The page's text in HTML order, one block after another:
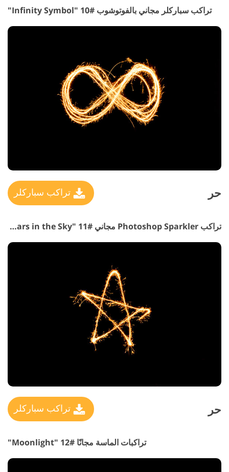
تراكب سباركلر مجاني بالفوتوشوب #10 "Infinity Symbol"
حر تراكب سباركلر
تراكب Photoshop Sparkler مجاني #11 "Stars in the Sky"
حر تراكب سباركلر
تراكبات الماسة مجانًا #12 "Moonlight"